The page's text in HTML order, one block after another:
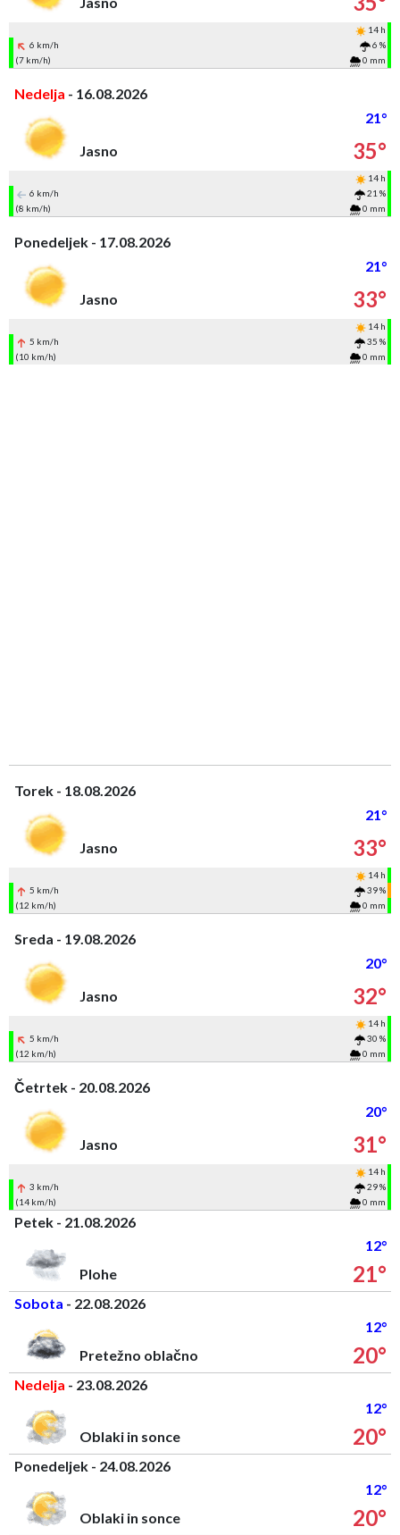
14 h
6 km/h
6 %
(7 km/h)
0 mm
Nedelja - 16.08.2026
21°
Jasno
35°
14 h
6 km/h
21 %
(8 km/h)
0 mm
Ponedeljek - 17.08.2026
21°
Jasno
33°
14 h
5 km/h
35 %
(10 km/h)
0 mm
Torek - 18.08.2026
21°
Jasno
33°
14 h
5 km/h
39 %
(12 km/h)
0 mm
Sreda - 19.08.2026
20°
Jasno
32°
14 h
5 km/h
30 %
(12 km/h)
0 mm
Četrtek - 20.08.2026
20°
Jasno
31°
14 h
3 km/h
29 %
(14 km/h)
0 mm
Petek - 21.08.2026
12°
Plohe
21°
Sobota - 22.08.2026
12°
Pretežno oblačno
20°
Nedelja - 23.08.2026
12°
Oblaki in sonce
20°
Ponedeljek - 24.08.2026
12°
Oblaki in sonce
20°